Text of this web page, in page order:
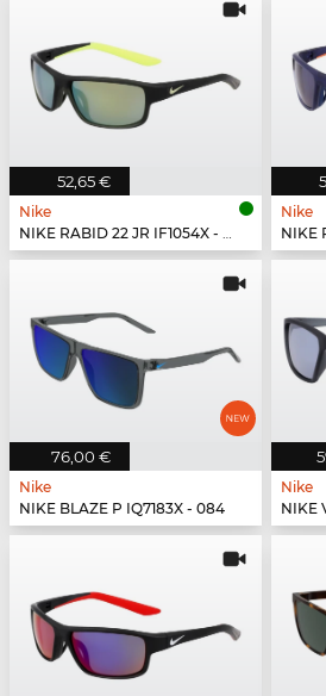
52,65 €
Nike
NIKE RABID 22 JR IF1054X - 355
Nike
NIKE
76,00 €
Nike
NIKE BLAZE P IQ7183X - 084
Nike
NIKE